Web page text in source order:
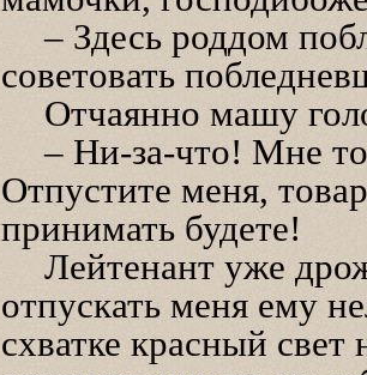
– Здесь роддом
советовать
Отчаянно машу
– Ни-за-что! Мне
Отпустите меня,
принимать будете!
Лейтенант уже
отпускать меня ему
схватке красный